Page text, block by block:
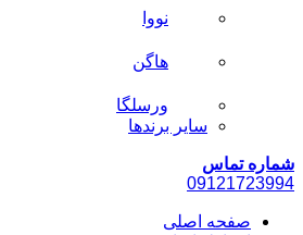
نووا
هاگن
ورسلگا
سایر برند‌ها
شماره تماس
09121723994
صفحه اصلی